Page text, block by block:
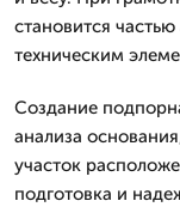
становится
техническим
Создание
анализа
участок
подготовка и